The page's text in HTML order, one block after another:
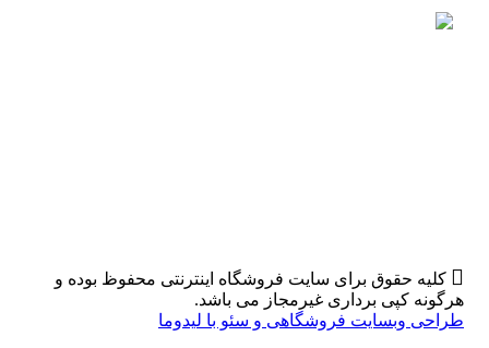
کلیه حقوق برای سایت فروشگاه اینترنتی محفوظ بوده و
هرگونه کپی برداری غیرمجاز می باشد.
طراحی وبسایت فروشگاهی و سئو با لیدوما